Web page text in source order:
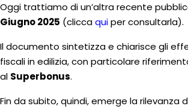
Oggi trattiamo di un’altra recente
Giugno 2025 (cliccaquiper consultarla).
Il documento sintetizza e chiarisce gli
fiscali in edilizia, con particolare
al Superbonus.
Fin da subito, quindi, emerge la